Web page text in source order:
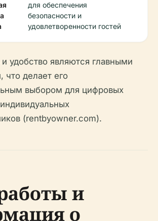
для обеспечения
безопасности и
удовлетворенности гостей
удобство являются главными
что делает его
выбором для цифровых
(rentbyowner.com).
и
о